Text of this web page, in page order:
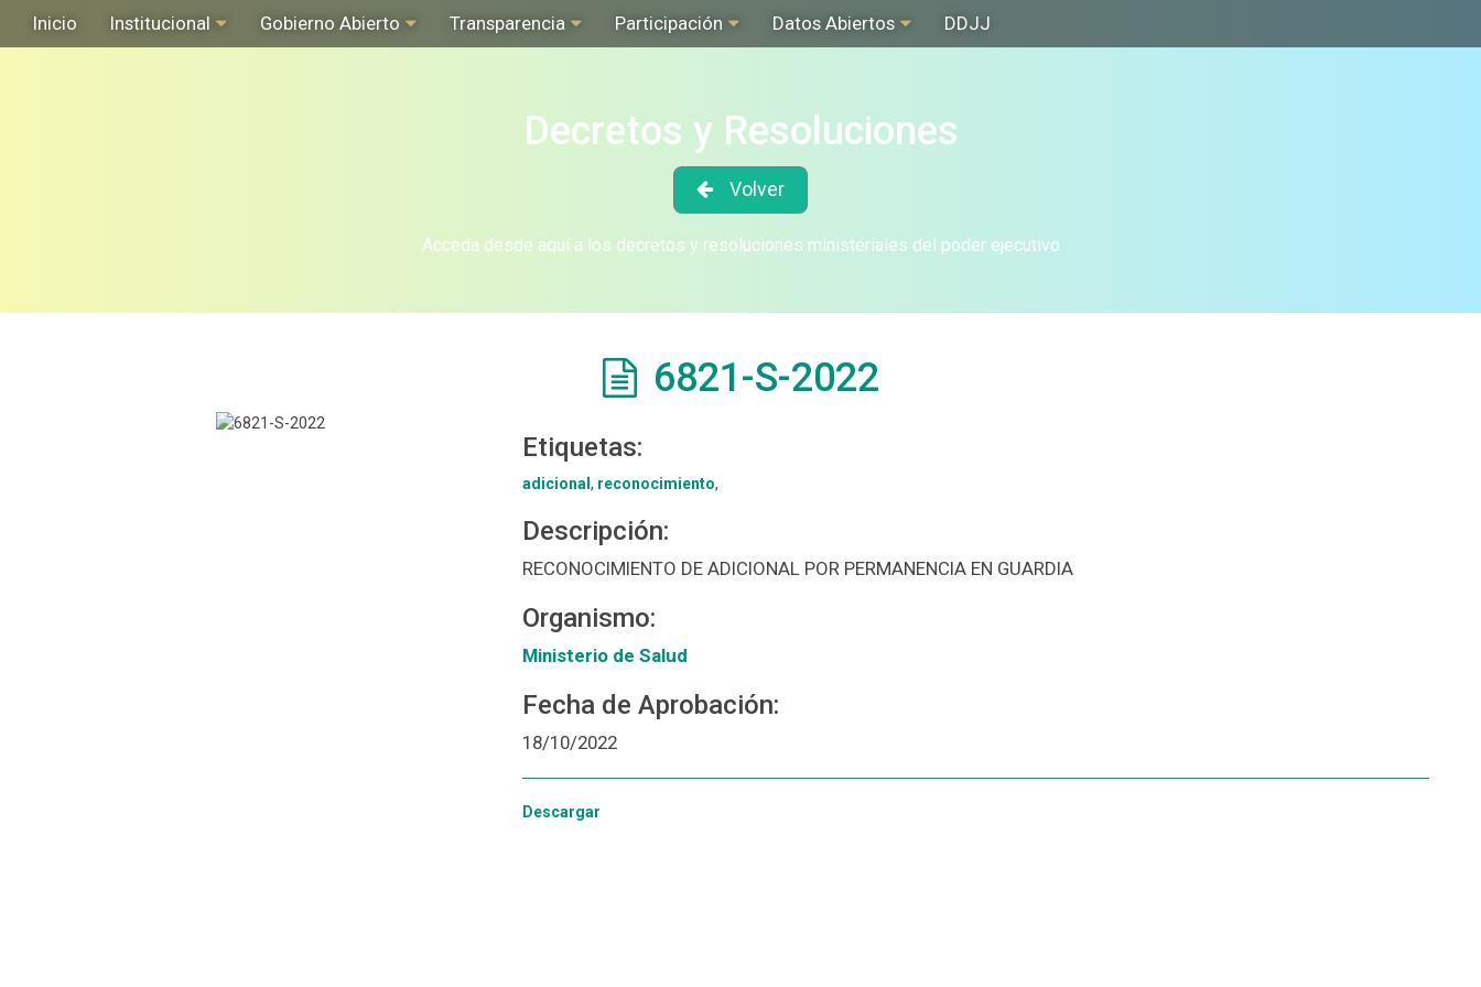
Inicio Institucional Gobierno Abierto Transparencia Participación Datos Abiertos DDJJ
Decretos y Resoluciones
Volver
Acceda desde aquí a los decretos y resoluciones ministeriales del poder ejecutivo
6821-S-2022
Etiquetas:
adicional , reconocimiento,
Descripción:
RECONOCIMIENTO DE ADICIONAL POR PERMANENCIA EN GUARDIA
Organismo:
Ministerio de Salud
Fecha de Aprobación:
18/10/2022
Descargar